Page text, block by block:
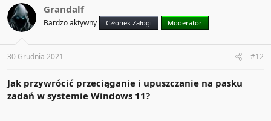
t
i
o
s
:
Grandalf
Bardzo aktywny Członek Załogi Moderator
30 Grudnia 2021 #12
Jak przywrócić przeciąganie i upuszczanie na pasku
zadań w systemie Windows 11?